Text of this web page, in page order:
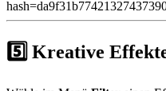
5️⃣ Kreative